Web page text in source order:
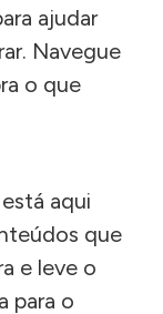
ajudar
Navegue
o que
aqui
que
e leve o
para o